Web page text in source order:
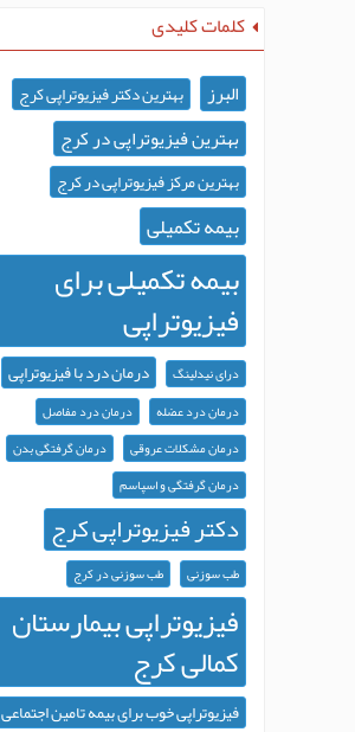
کلمات کلیدی
البرز بهترین دکتر فیزیوتراپی کرج
بهترین فیزیوتراپی در کرج
بهترین مرکز فیزیوتراپی در کرج
بیمه تکمیلی
بیمه تکمیلی برای
فیزیوتراپی
درای نیدلینگ درمان درد با فیزیوتراپی
درمان درد عضله
درمان درد مفاصل
درمان مشکلات عروقی
درمان گرفتگی بدن
درمان گرفتگی و اسپاسم
دکتر فیزیوتراپی کرج
طب سوزنی طب سوزنی در کرج
فیزیوتراپی بیمارستان
کمالی کرج
فیزیوتراپی خوب برای بیمه تامین اجتماعی